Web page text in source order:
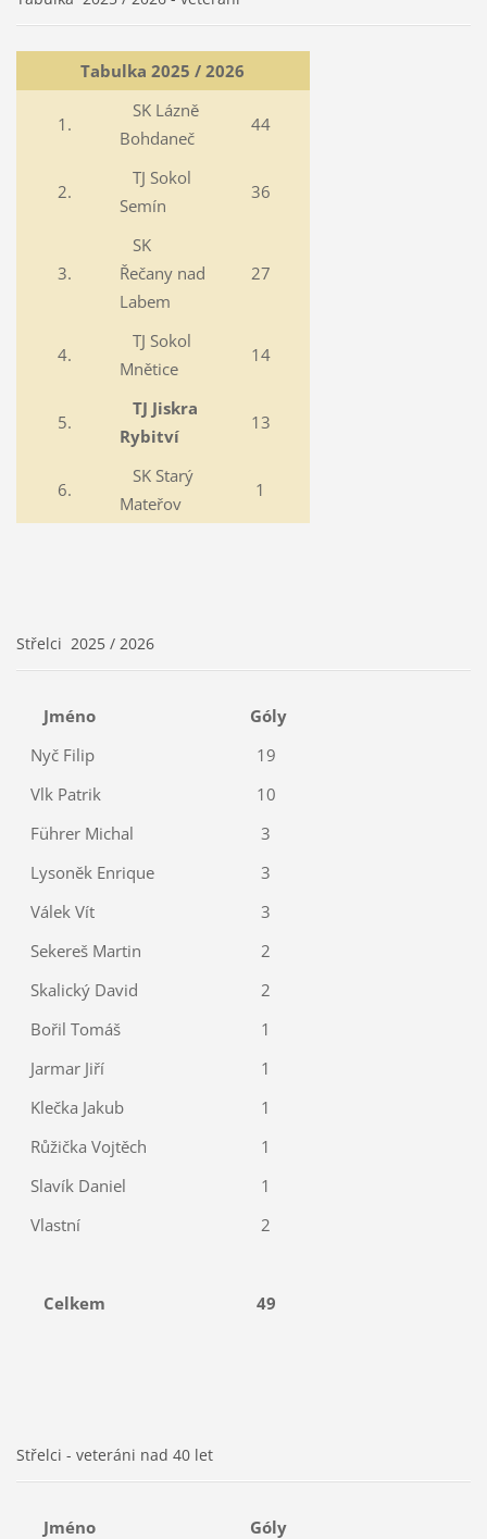
Tabulka 2025 / 2026
1.
SK Lázně
Bohdaneč
44
2.
TJ Sokol
Semín
36
3.
SK
Řečany nad
Labem
27
4.
TJ Sokol
Mnětice
14
5.
TJ Jiskra
Rybitví
13
6.
SK Starý
Mateřov
1
Střelci 2025 / 2026
Jméno
Góly
Nyč Filip
19
Vlk Patrik
10
Führer Michal
3
Lysoněk Enrique
3
Válek Vít
3
Sekereš Martin
2
Skalický David
2
Bořil Tomáš
1
Jarmar Jiří
1
Klečka Jakub
1
Růžička Vojtěch
1
Slavík Daniel
1
Vlastní
2
Celkem 49
Střelci - veteráni nad 40 let
Jméno Góly